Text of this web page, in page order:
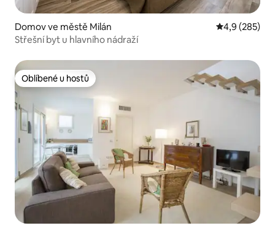
Domov ve městě Milán Průměrné
4,9 (285)
Střešní byt u hlavního nádraží
Oblíbené u hostů
Oblíbené u hostů